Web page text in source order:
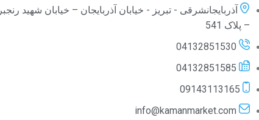
آذربایجانشرقی - تبریز - خیابان آذربایجان – خیابان شهید رنجبر
– پلاک 541
04132851530
04132851585
09143113165
info@kamanmarket.com